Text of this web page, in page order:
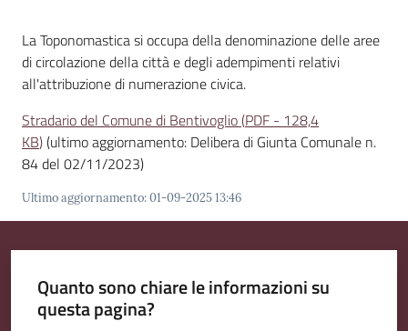
Vivere
Bentivoglio
Amministrazione
Trasparente
La Toponomastica si occupa della denominazione delle aree
di circolazione della città e degli adempimenti relativi
all'attribuzione di numerazione civica.
Stradario del Comune di Bentivoglio(PDF - 128,4
KB)(ultimo aggiornamento: Delibera di Giunta Comunale n.
84 del 02/11/2023)
Ultimo aggiornamento:01-09-2025 13:46
Quanto sono chiare le informazioni su
questa pagina?